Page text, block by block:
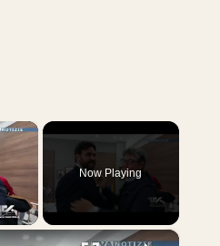
×
Video
Now Playing
×